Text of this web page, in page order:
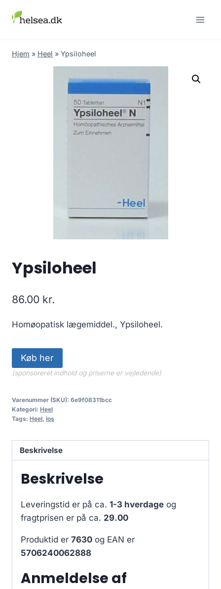
Hjem » Heel » Ypsiloheel
Ypsiloheel
86.00 kr.
Homøopatisk lægemiddel., Ypsiloheel.
Køb her
(sponsoreret indhold og priserne er vejledende)
Varenummer (SKU): 6e9f08311bcc
Kategori: Heel
Tags: Heel, los
Beskrivelse
Beskrivelse
Leveringstid er på ca. 1-3 hverdage og
fragtprisen er på ca. 29.00
Produktid er 7630 og EAN er
5706240062888
Anmeldelse af